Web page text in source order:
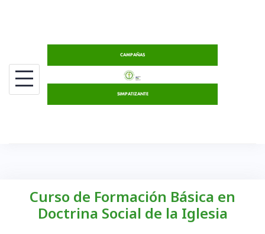
CAMPAÑAS
SIMPATIZANTE
Curso de Formación Básica en
Doctrina Social de la Iglesia